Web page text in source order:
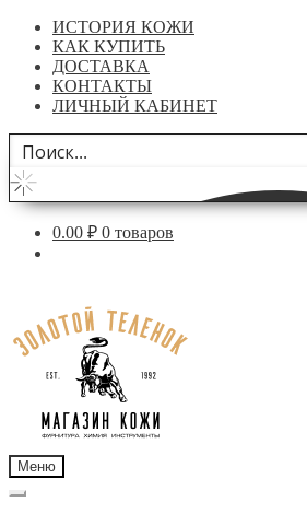
ИСТОРИЯ КОЖИ
КАК КУПИТЬ
ДОСТАВКА
КОНТАКТЫ
ЛИЧНЫЙ КАБИНЕТ
0.00 ₽ 0 товаров
навигации
содержимому
Меню